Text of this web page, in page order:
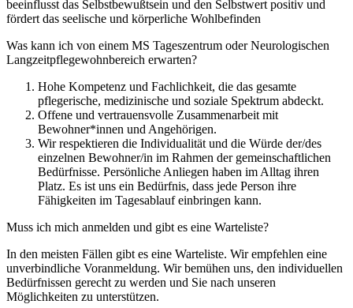
beeinflusst das Selbstbewußtsein und den Selbstwert positiv und
fördert das seelische und körperliche Wohlbefinden
Was kann ich von einem MS Tageszentrum oder Neurologischen
Langzeitpflegewohnbereich erwarten?
Hohe Kompetenz und Fachlichkeit, die das gesamte
pflegerische, medizinische und soziale Spektrum abdeckt.
Offene und vertrauensvolle Zusammenarbeit mit
Bewohner*innen und Angehörigen.
Wir respektieren die Individualität und die Würde der/des
einzelnen Bewohner/in im Rahmen der gemeinschaftlichen
Bedürfnisse. Persönliche Anliegen haben im Alltag ihren
Platz. Es ist uns ein Bedürfnis, dass jede Person ihre
Fähigkeiten im Tagesablauf einbringen kann.
Muss ich mich anmelden und gibt es eine Warteliste?
In den meisten Fällen gibt es eine Warteliste. Wir empfehlen eine
unverbindliche Voranmeldung. Wir bemühen uns, den individuellen
Bedürfnissen gerecht zu werden und Sie nach unseren
Möglichkeiten zu unterstützen.